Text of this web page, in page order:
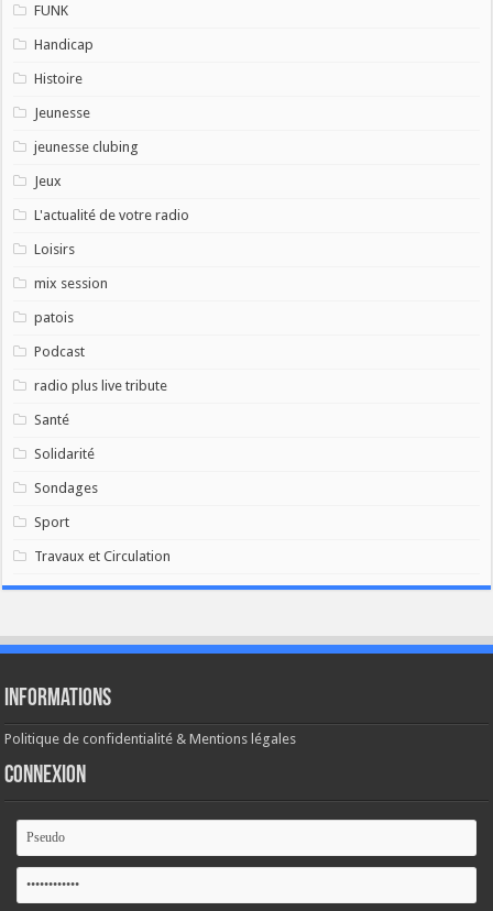
FUNK
Handicap
Histoire
Jeunesse
jeunesse clubing
Jeux
L'actualité de votre radio
Loisirs
mix session
patois
Podcast
radio plus live tribute
Santé
Solidarité
Sondages
Sport
Travaux et Circulation
Informations
Politique de confidentialité & Mentions légales
Connexion